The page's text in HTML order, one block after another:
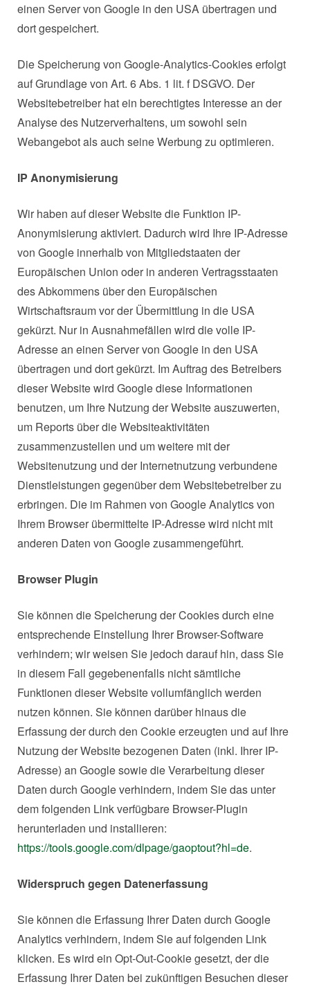
einen Server von Google in den USA übertragen und
dort gespeichert.
Die Speicherung von Google-Analytics-Cookies erfolgt
auf Grundlage von Art. 6 Abs. 1 lit. f DSGVO. Der
Websitebetreiber hat ein berechtigtes Interesse an der
Analyse des Nutzerverhaltens, um sowohl sein
Webangebot als auch seine Werbung zu optimieren.
IP Anonymisierung
Wir haben auf dieser Website die Funktion IP-
Anonymisierung aktiviert. Dadurch wird Ihre IP-Adresse
von Google innerhalb von Mitgliedstaaten der
Europäischen Union oder in anderen Vertragsstaaten
des Abkommens über den Europäischen
Wirtschaftsraum vor der Übermittlung in die USA
gekürzt. Nur in Ausnahmefällen wird die volle IP-
Adresse an einen Server von Google in den USA
übertragen und dort gekürzt. Im Auftrag des Betreibers
dieser Website wird Google diese Informationen
benutzen, um Ihre Nutzung der Website auszuwerten,
um Reports über die Websiteaktivitäten
zusammenzustellen und um weitere mit der
Websitenutzung und der Internetnutzung verbundene
Dienstleistungen gegenüber dem Websitebetreiber zu
erbringen. Die im Rahmen von Google Analytics von
Ihrem Browser übermittelte IP-Adresse wird nicht mit
anderen Daten von Google zusammengeführt.
Browser Plugin
Sie können die Speicherung der Cookies durch eine
entsprechende Einstellung Ihrer Browser-Software
verhindern; wir weisen Sie jedoch darauf hin, dass Sie
in diesem Fall gegebenenfalls nicht sämtliche
Funktionen dieser Website vollumfänglich werden
nutzen können. Sie können darüber hinaus die
Erfassung der durch den Cookie erzeugten und auf Ihre
Nutzung der Website bezogenen Daten (inkl. Ihrer IP-
Adresse) an Google sowie die Verarbeitung dieser
Daten durch Google verhindern, indem Sie das unter
dem folgenden Link verfügbare Browser-Plugin
herunterladen und installieren:
https://tools.google.com/dlpage/gaoptout?hl=de.
Widerspruch gegen Datenerfassung
Sie können die Erfassung Ihrer Daten durch Google
Analytics verhindern, indem Sie auf folgenden Link
klicken. Es wird ein Opt-Out-Cookie gesetzt, der die
Erfassung Ihrer Daten bei zukünftigen Besuchen dieser